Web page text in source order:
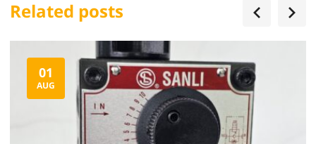
Related posts
01
AUG